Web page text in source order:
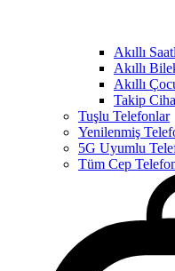
Akıllı
Akıllı
Akıllı
Takip
Tuşlu Telefonlar
Yenilenmiş
5G Uyumlu
Tüm Cep